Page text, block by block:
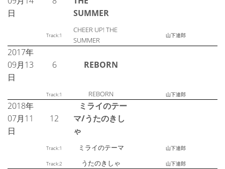
日
SUMMER
Track:1
CHEER UP! THE
SUMMER
山下達郎
2017年
09月13
日
6 REBORN
Track:1 REBORN 山下達郎
2018年
07月11
日
12
ミライのテー
マ/うたのきし
ゃ
Track:1 ミライのテーマ 山下達郎
Track:2 うたのきしゃ 山下達郎